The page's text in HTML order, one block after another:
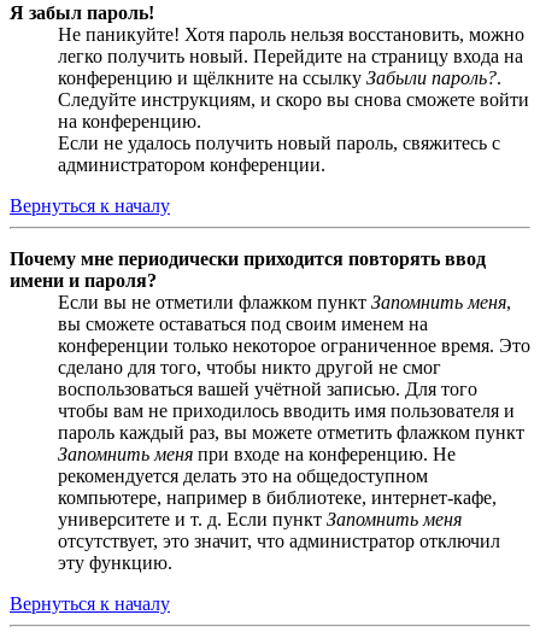
Я забыл пароль!
Не паникуйте! Хотя пароль нельзя восстановить, можно
легко получить новый. Перейдите на страницу входа на
конференцию и щёлкните на ссылку Забыли пароль?.
Следуйте инструкциям, и скоро вы снова сможете войти
на конференцию.
Если не удалось получить новый пароль, свяжитесь с
администратором конференции.
Вернуться к началу
Почему мне периодически приходится повторять ввод
имени и пароля?
Если вы не отметили флажком пункт Запомнить меня,
вы сможете оставаться под своим именем на
конференции только некоторое ограниченное время. Это
сделано для того, чтобы никто другой не смог
воспользоваться вашей учётной записью. Для того
чтобы вам не приходилось вводить имя пользователя и
пароль каждый раз, вы можете отметить флажком пункт
Запомнить меня при входе на конференцию. Не
рекомендуется делать это на общедоступном
компьютере, например в библиотеке, интернет-кафе,
университете и т. д. Если пункт Запомнить меня
отсутствует, это значит, что администратор отключил
эту функцию.
Вернуться к началу